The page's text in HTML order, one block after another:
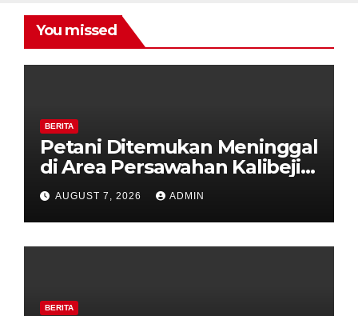
You missed
BERITA
Petani Ditemukan Meninggal
di Area Persawahan Kalibeji,
Polisi Pastikan Tidak Ada
Tanda Kekerasan
AUGUST 7, 2026 ADMIN
BERITA